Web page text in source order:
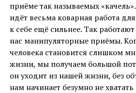
приёме так называемых
идёт весьма коварная работа
к себе ещё сильнее. Так
нас манипуляторные приёмы.
человека становится слишком
жизни, мы получаем большой
он уходит из нашей жизни, без
нам начинает безумно не